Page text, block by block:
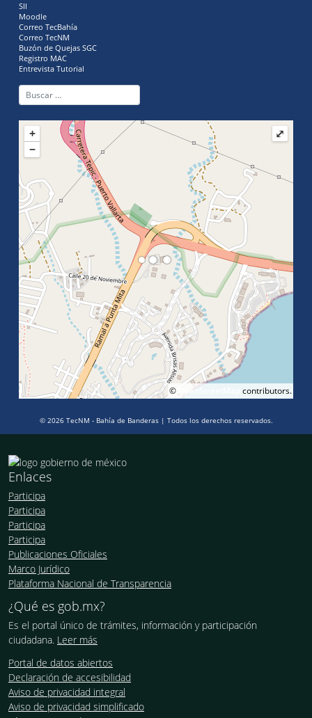
SII
Moodle
Correo TecBahía
Correo TecNM
Buzón de Quejas SGC
Registro MAC
Entrevista Tutorial
+
−
© OpenStreetMap contributors.
⤢
© 2026 TecNM - Bahía de Banderas | Todos los derechos reservados.
Enlaces
Participa
Participa
Participa
Participa
Publicaciones Oficiales
Marco Jurídico
Plataforma Nacional de Transparencia
¿Qué es gob.mx?
Es el portal único de trámites, información y participación
ciudadana. Leer más
Portal de datos abiertos
Declaración de accesibilidad
Aviso de privacidad integral
Aviso de privacidad simplificado